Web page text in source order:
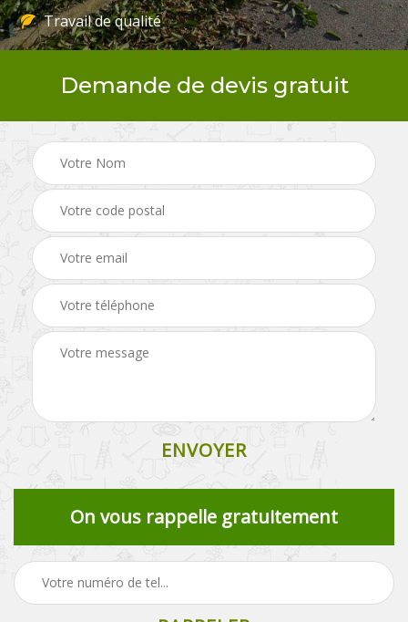
Travail de qualité
Demande de devis gratuit
On vous rappelle gratuitement